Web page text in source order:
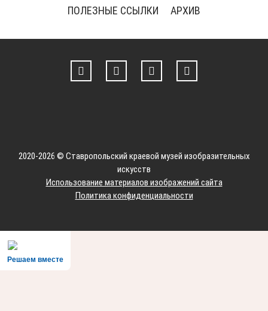
ПОЛЕЗНЫЕ ССЫЛКИ
АРХИВ
2020-2026 © Ставропольский краевой музей изобразительных
искусств
Использование материалов изображений сайта
Политика конфиденциальности
Решаем вместе